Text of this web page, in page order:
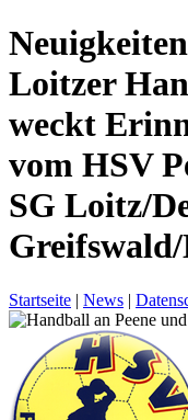
Loitzer
weckt
vom HSV
SG Loitz/
Startseite | News |